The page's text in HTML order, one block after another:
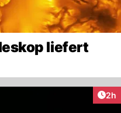
liefert
2h